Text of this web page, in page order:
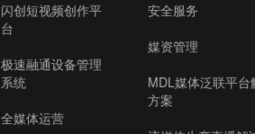
闪创短视频创作平
台
极速融通设备管理
系统
全媒体运营
安全服务
媒资管理
MDL媒体泛联平台
方案